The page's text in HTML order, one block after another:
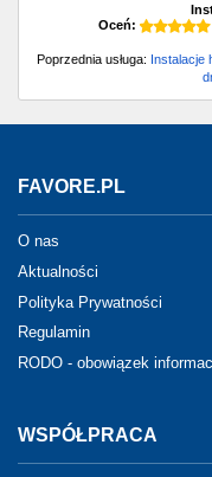
Oceń:
Poprzednia usługa: Instalacje
FAVORE.PL
O nas
Aktualności
Polityka Prywatności
Regulamin
RODO - obowiązek
WSPÓŁPRACA